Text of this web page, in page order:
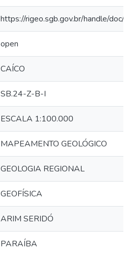
https://rigeo.sgb.gov.br/handle/doc/
open
CAÍCO
SB.24-Z-B-I
ESCALA 1:100.000
MAPEAMENTO GEOLÓGICO
GEOLOGIA REGIONAL
GEOFÍSICA
ARIM SERIDÓ
PARAÍBA